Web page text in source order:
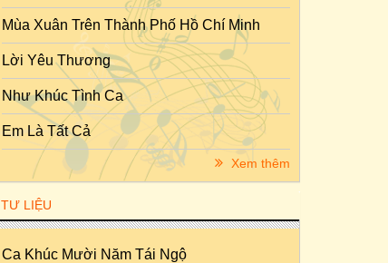
Mùa Xuân Trên Thành Phố Hồ Chí Minh
Lời Yêu Thương
Như Khúc Tình Ca
Em Là Tất Cả
Xem thêm
TƯ LIỆU
Ca Khúc Mười Năm Tái Ngộ